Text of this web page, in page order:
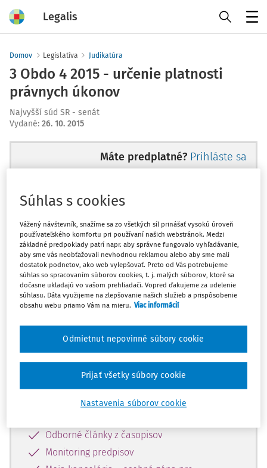
Legalis
Domov Legislatíva Judikatúra
3 Obdo 4 2015 - určenie platnosti
právnych úkonov
Najvyšší súd SR - senát
Vydané: 26. 10. 2015
Máte predplatné? Prihláste sa
Ups, zatiaľ ste si prečítali len
začiatok...
Celý odborný obsah z tejto oblasti je
dostupný predplatiteľom portálu.
Odomknite si prístup k odbornému
obsahu a získajte prístup na 10 dní
zdarma, stačí sa len zaregistrovať.
Vďaka registrácii získate prístup aj k
vybranému obsahu:
Odborné články z časopisov
Monitoring predpisov
Súhlas s cookies
Vážený návštevník, snažíme sa zo všetkých síl prinášať vysokú úroveň
používateľského komfortu pri používaní našich webstránok. Medzi
základné predpoklady patrí napr. aby správne fungovalo vyhľadávanie,
aby sme vás neobťažovali nevhodnou reklamou alebo aby sme mali
dostatok podnetov, ako web vylepšovať. Preto od Vás potrebujeme
súhlas so spracovaním súborov cookies, t. j. malých súborov, ktoré sa
dočasne ukladajú vo vašom prehliadači. Vopred ďakujeme za udelenie
súhlasu. Dáta využijeme na zlepšovanie našich služieb a prispôsobenie
obsahu webu priamo Vám na mieru. Viac informácií
Nastavenia súborov cookie
Odmietnut nepovinné súbory cookie
Prijať všetky súbory cookie